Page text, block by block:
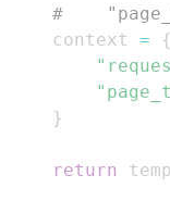
#
    context
=
{
}
return